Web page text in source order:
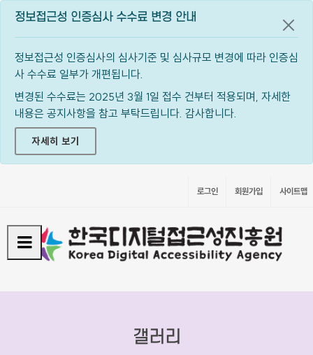
정보접근성 인증심사 수수료 변경 안내
정보접근성 인증심사의 심사기준 및 심사규모 변경에 따라 인증심
사 수수료 일부가 개편됩니다.
변경된 수수료는 2025년 3월 1일 접수 건부터 적용되며, 자세한
내용은 공지사항을 참고 부탁드립니다. 감사합니다.
자세히 보기
공지
로그인 회원가입 사이트맵
갤러리